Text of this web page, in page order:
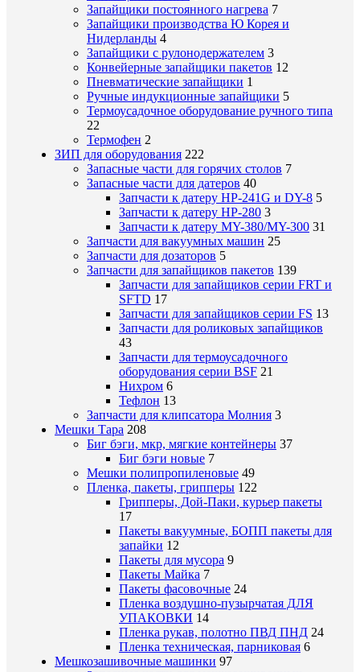
Запайщики постоянного нагрева 7
Запайщики производства Ю Корея и
Нидерланды 4
Запайщики с рулонодержателем 3
Конвейерные запайщики пакетов 12
Пневматические запайщики 1
Ручные индукционные запайщики 5
Термоусадочное оборудование ручного типа
22
Термофен 2
ЗИП для оборудования 222
Запасные части для горячих столов 7
Запасные части для датеров 40
Запчасти к датеру HP-241G и DY-8 5
Запчасти к датеру HP-280 3
Запчасти к датеру MY-380/MY-300 31
Запчасти для вакуумных машин 25
Запчасти для дозаторов 5
Запчасти для запайщиков пакетов 139
Запчасти для запайщиков серии FRT и
SFTD 17
Запчасти для запайщиков серии FS 13
Запчасти для роликовых запайщиков
43
Запчасти для термоусадочного
оборудования серии BSF 21
Нихром 6
Тефлон 13
Запчасти для клипсатора Молния 3
Мешки Тара 208
Биг бэги, мкр, мягкие контейнеры 37
Биг бэги новые 7
Мешки полипропиленовые 49
Пленка, пакеты, грипперы 122
Грипперы, Дой-Паки, курьер пакеты
17
Пакеты вакуумные, БОПП пакеты для
запайки 12
Пакеты для мусора 9
Пакеты Майка 7
Пакеты фасовочные 24
Пленка воздушно-пузырчатая ДЛЯ
УПАКОВКИ 14
Пленка рукав, полотно ПВД ПНД 24
Пленка техническая, парниковая 6
Мешкозашивочные машинки 97